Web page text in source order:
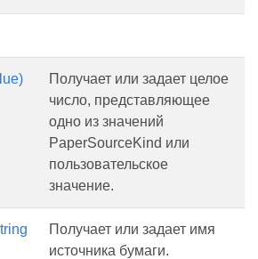
Получает или задает целое
число, представляющее
одно из значений
PaperSourceKind или
пользовательское
значение.
Получает или задает имя
источника бумаги.